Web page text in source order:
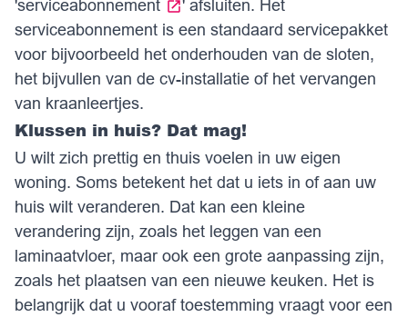
'serviceabonnement ' afsluiten. Het
serviceabonnement is een standaard servicepakket
voor bijvoorbeeld het onderhouden van de sloten,
het bijvullen van de cv-installatie of het vervangen
van kraanleertjes.
Klussen in huis? Dat mag!
U wilt zich prettig en thuis voelen in uw eigen
woning. Soms betekent het dat u iets in of aan uw
huis wilt veranderen. Dat kan een kleine
verandering zijn, zoals het leggen van een
laminaatvloer, maar ook een grote aanpassing zijn,
zoals het plaatsen van een nieuwe keuken. Het is
belangrijk dat u vooraf toestemming vraagt voor een